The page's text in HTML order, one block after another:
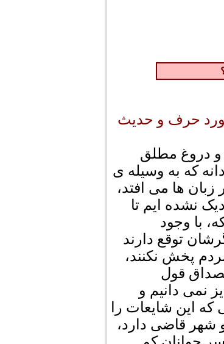
حرف و حدیث
و دروغ مطلق
که به وسیله ی
ها می افتد،
نشده ایم تا
با وجود
توقع دارند
پخش نکنند،
قول
نمی دانیم و
این شایعات را
شهر قاضی دارد،